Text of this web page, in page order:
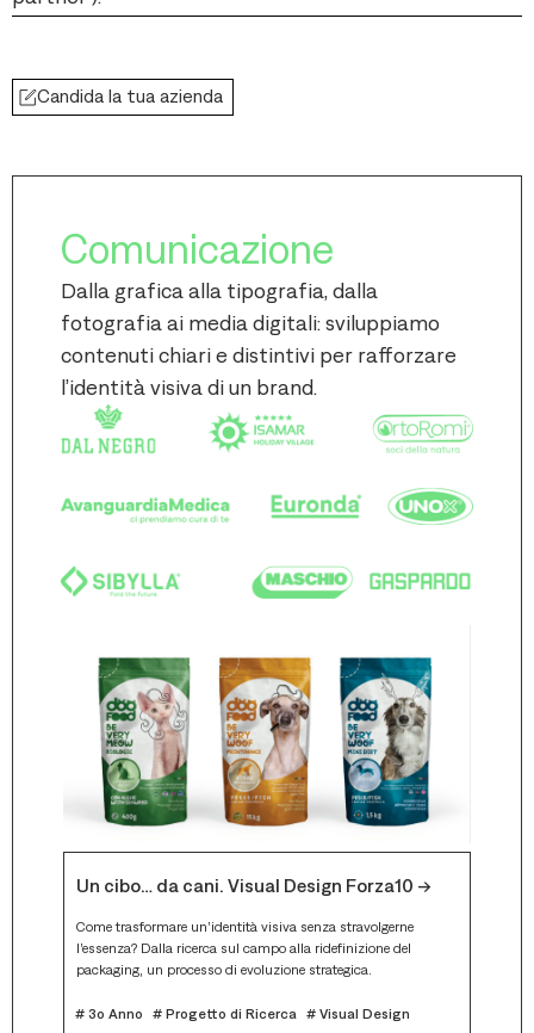
Candida la tua azienda
Comunicazione
Dalla grafica alla tipografia, dalla
fotografia ai media digitali: sviluppiamo
contenuti chiari e distintivi per rafforzare
l’identità visiva di un brand.
Un cibo… da cani. Visual Design Forza10 -->
Come trasformare un’identità visiva senza stravolgerne
l’essenza? Dalla ricerca sul campo alla ridefinizione del
packaging, un processo di evoluzione strategica.
# 3o Anno # Progetto di Ricerca # Visual Design